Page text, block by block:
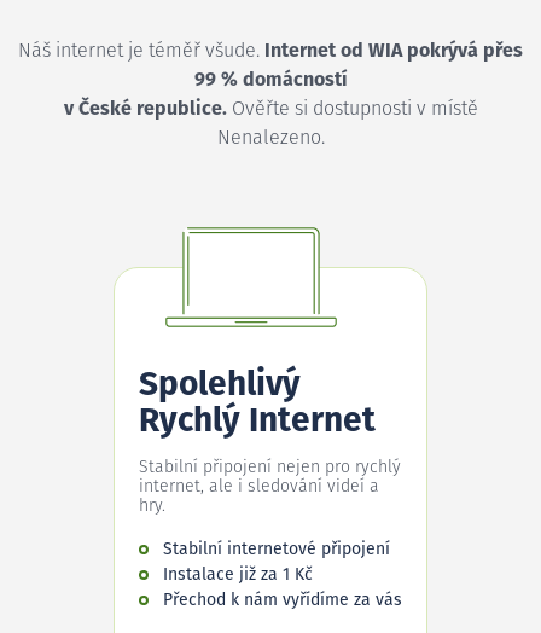
Náš internet je téměř všude. Internet od WIA pokrývá přes
99 % domácností
v České republice.Ověřte si dostupnosti v místě
Nenalezeno.
Spolehlivý
Rychlý Internet
Stabilní připojení nejen pro rychlý
internet, ale i sledování videí a
hry.
Stabilní internetové připojení
Instalace již za 1 Kč
Přechod k nám vyřídíme za vás